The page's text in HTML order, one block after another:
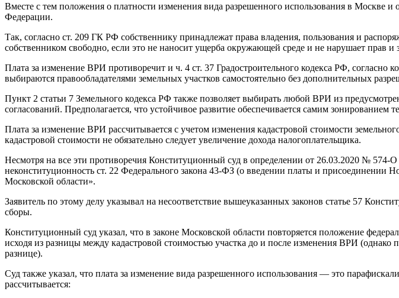
Вместе с тем положения о платности изменения вида разрешенного использования в Москве
Федерации.
Так, согласно ст. 209 ГК РФ собственнику принадлежат права владения, пользования и
собственником свободно, если это не наносит ущерба окружающей среде и не нарушает прав и
Плата за изменение ВРИ противоречит и ч. 4 ст. 37 Градостроительного кодекса РФ,
выбираются правообладателями земельных участков самостоятельно без дополнительных
Пункт 2 статьи 7 Земельного кодекса РФ также позволяет выбирать любой ВРИ из
согласований. Предполагается, что устойчивое развитие обеспечивается самим зонированием
Плата за изменение ВРИ рассчитывается с учетом изменения кадастровой стоимости
кадастровой стоимости не обязательно следует увеличение дохода налогоплательщика.
Несмотря на все эти противоречия Конституционный суд в определении от 26.03.2020 №
неконституционность ст. 22 Федерального закона 43-ФЗ (о введении платы и
Московской области».
Заявитель по этому делу указывал на несоответствие вышеуказанных законов статье 57
сборы.
Конституционный суд указал, что в законе Московской области повторяется положение
исходя из разницы между кадастровой стоимостью участка до и после изменения ВРИ
разнице).
Суд также указал, что плата за изменение вида разрешенного использования — это
рассчитывается: